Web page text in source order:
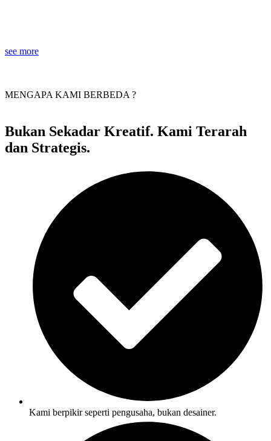
see more
MENGAPA KAMI BERBEDA ?
Bukan Sekadar Kreatif. Kami Terarah
dan Strategis.
Kami berpikir seperti pengusaha, bukan desainer.